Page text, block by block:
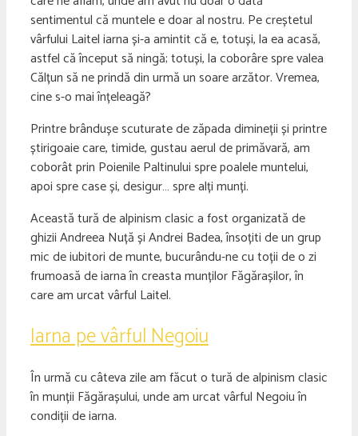
sentimentul că muntele e doar al nostru. Pe creștetul
vârfului Laitel iarna și-a amintit că e, totuși, la ea acasă,
astfel că început să ningă; totuși, la coborâre spre valea
Călțun să ne prindă din urmă un soare arzător. Vremea,
cine s-o mai înțeleagă?
Printre brândușe scuturate de zăpada dimineții și printre
știrigoaie care, timide, gustau aerul de primăvară, am
coborât prin Poienile Paltinului spre poalele muntelui,
apoi spre case și, desigur… spre alți munți.
Această tură de alpinism clasic a fost organizată de
ghizii Andreea Nuță și Andrei Badea, însoțiti de un grup
mic de iubitori de munte, bucurându-ne cu toții de o zi
frumoasă de iarna în creasta munților Făgărașilor, în
care am urcat vârful Laitel.
Iarna pe vârful Negoiu
În urmă cu câteva zile am făcut o tură de alpinism clasic
în munții Făgărașului, unde am urcat vârful Negoiu în
condiții de iarna.